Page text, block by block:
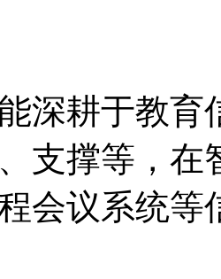
深耕于教育
支撑等，在
会议系统等